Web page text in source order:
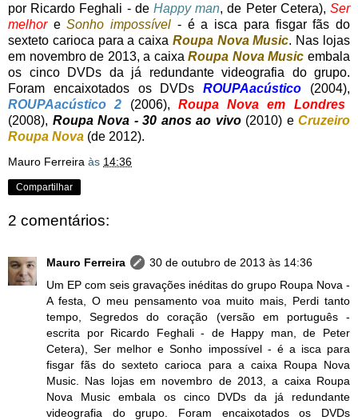
por Ricardo Feghali - de Happy man, de Peter Cetera),Ser
melhoreSonho impossível - é a isca para fisgar fãs do
sexteto carioca para a caixa Roupa Nova Music. Nas lojas
em novembro de 2013, a caixaRoupa Nova Music embala
os cinco DVDs da já redundante videografia do grupo.
Foram encaixotados os DVDsROUPAacústico (2004),
ROUPAacústico 2
(2006), Roupa Nova em Londres
(2008), Roupa Nova - 30 anos ao vivo(2010) e Cruzeiro
Roupa Nova (de 2012).
Mauro Ferreira às 14:36
Compartilhar
2 comentários:
Mauro Ferreira
30 de outubro de 2013 às 14:36
Um EP com seis gravações inéditas do grupo Roupa Nova -
A festa, O meu pensamento voa muito mais, Perdi tanto
tempo, Segredos do coração (versão em português -
escrita por Ricardo Feghali - de Happy man, de Peter
Cetera), Ser melhor e Sonho impossível - é a isca para
fisgar fãs do sexteto carioca para a caixa Roupa Nova
Music. Nas lojas em novembro de 2013, a caixa Roupa
Nova Music embala os cinco DVDs da já redundante
videografia do grupo. Foram encaixotados os DVDs